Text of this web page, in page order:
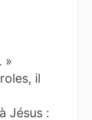
»
il
Jésus :